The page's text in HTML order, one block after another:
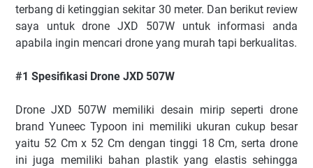
terbang di ketinggian sekitar 30 meter. Dan berikut review
saya untuk drone JXD 507W untuk informasi anda
apabila ingin mencari drone yang murah tapi berkualitas.
#1 Spesifikasi Drone JXD 507W
Drone JXD 507W memiliki desain mirip seperti drone
brand Yuneec Typoon ini memiliki ukuran cukup besar
yaitu 52 Cm x 52 Cm dengan tinggi 18 Cm, serta drone
ini juga memiliki bahan plastik yang elastis sehingga